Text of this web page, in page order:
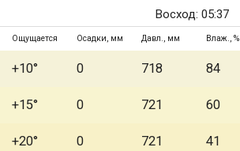
Восход: 05:37
Ощущается Осадки, мм Давл., мм Влаж., %
+10° 0 718 84
+15° 0 721 60
+20° 0 721 41